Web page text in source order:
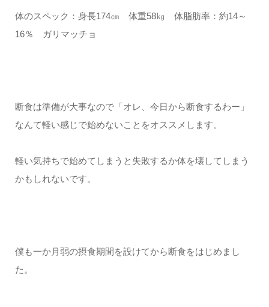
体のスペック：身長174㎝ 体重58㎏ 体脂肪率：約14～
16％ ガリマッチョ
断食は準備が大事なので「オレ、今日から断食するわー」
なんて軽い感じで始めないことをオススメします。
軽い気持ちで始めてしまうと失敗するか体を壊してしまう
かもしれないです。
僕も一か月弱の摂食期間を設けてから断食をはじめまし
た。